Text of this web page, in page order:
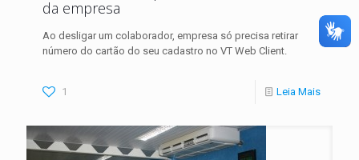
da empresa
Ao desligar um colaborador, empresa só precisa retirar
número do cartão do seu cadastro no VT Web Client.
1 Leia Mais